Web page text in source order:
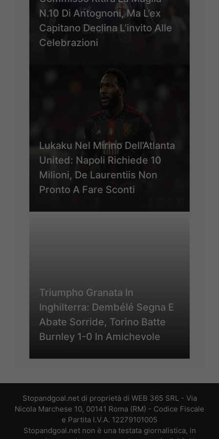
N.10 Di Antognoni, Ma L’ex
Capitano Declina L’invito Alle
Celebrazioni
Lukaku Nel Mirino Dell’Atlanta
United: Napoli Richiede 10
Milioni, De Laurentiis Non
Pronto A Fare Sconti
Triumpho Granata In
Inghilterra: Dembélé Segna E
Abate Sorride, Torino Batte
Burnley 1-0 In Amichevole
Stopandgoal.net di proprietà di WEB 365 SRL - Via
Nicola Marchese 10, 00141 Roma (RM) - Codice Fiscale
e Partita I.V.A. 12279101005
Stopandgoal.net non è una testata giornalistica, in